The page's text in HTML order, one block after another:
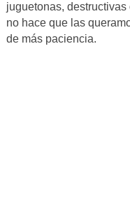
juguetonas,
no hace que las
de más paciencia.